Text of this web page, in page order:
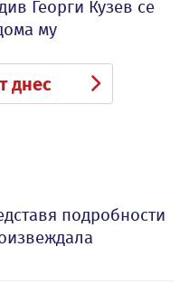
Георги Кузев се
му
днес
подробности